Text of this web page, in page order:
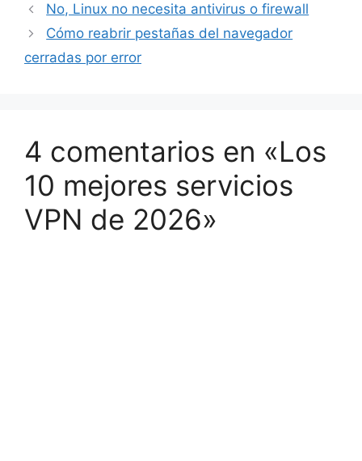
No, Linux no necesita antivirus o firewall
Cómo reabrir pestañas del navegador
cerradas por error
4 comentarios en «Los
10 mejores servicios
VPN de 2026»